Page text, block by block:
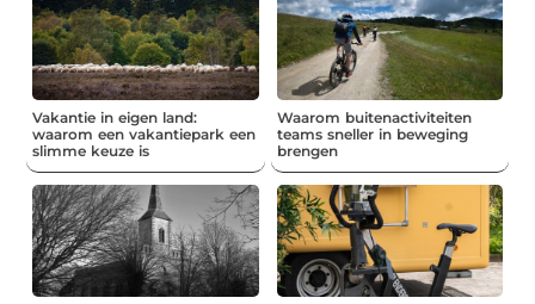
Vakantie in eigen land:
waarom een vakantiepark een
slimme keuze is
Waarom buitenactiviteiten
teams sneller in beweging
brengen